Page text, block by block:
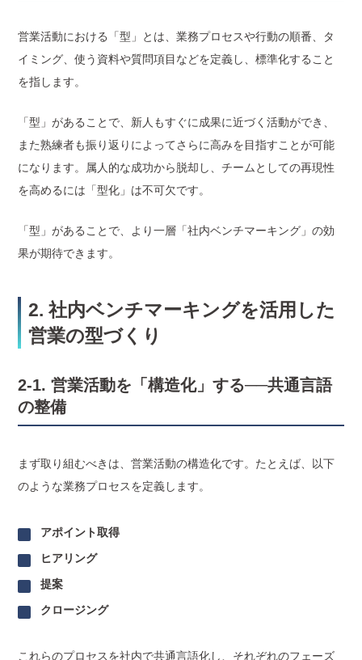
営業活動における「型」とは、業務プロセスや行動の順番、タ
イミング、使う資料や質問項目などを定義し、標準化すること
を指します。
「型」があることで、新人もすぐに成果に近づく活動ができ、
また熟練者も振り返りによってさらに高みを目指すことが可能
になります。属人的な成功から脱却し、チームとしての再現性
を高めるには「型化」は不可欠です。
「型」があることで、より一層「社内ベンチマーキング」の効
果が期待できます。
2. 社内ベンチマーキングを活用した
営業の型づくり
2-1. 営業活動を「構造化」する──共通言語
の整備
まず取り組むべきは、営業活動の構造化です。たとえば、以下
のような業務プロセスを定義します。
アポイント取得
ヒアリング
提案
クロージング
これらのプロセスを社内で共通言語化し、それぞれのフェーズ